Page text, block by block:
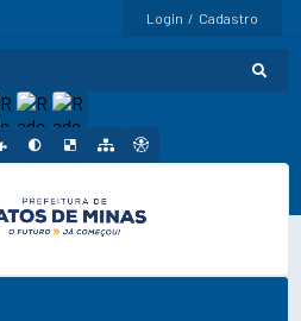
Login / Cadastro